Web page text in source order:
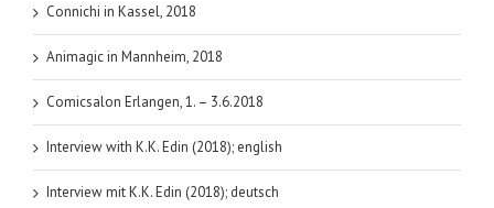
Connichi in Kassel, 2018
Animagic in Mannheim, 2018
Comicsalon Erlangen, 1. – 3.6.2018
Interview with K.K. Edin (2018); english
Interview mit K.K. Edin (2018); deutsch